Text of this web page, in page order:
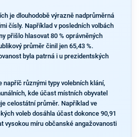
je dlouhodobě výrazně nadprůměrná
čísly. Například v posledních volbách
přišlo hlasovat 80 % oprávněných
průměr činil jen 65,43 %.
byla patrná i u prezidentských
napříč různými typy volebních klání,
kde účast místních obyvatel
celostátní průměr. Například ve
voleb dosáhla účast dokonce 90,91
vysokou míru občanské angažovanosti